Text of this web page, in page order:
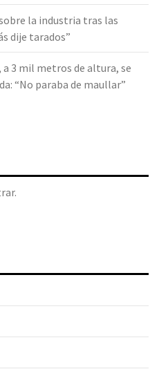
la industria tras las
dije tarados”
a 3 mil metros de altura, se
“No paraba de maullar”